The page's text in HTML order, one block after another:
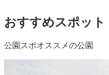
おすすめスポット
公園スポオススメの公園